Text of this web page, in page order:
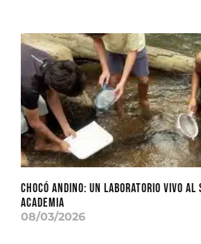
CHOCÓ ANDINO: Un laboratorio vivo
academia
08/03/2026